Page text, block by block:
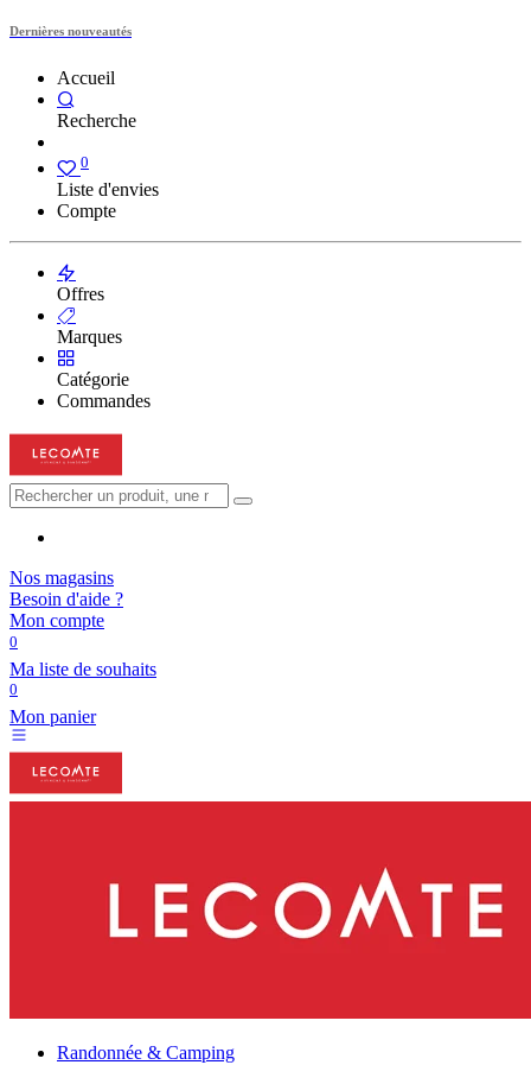
Dernières nouveautés
Accueil
Recherche
0
Liste d'envies
Compte
Offres
Marques
Catégorie
Commandes
Nos magasins
Besoin d'aide ?
Mon compte
0
Ma liste de souhaits
0
Mon panier
Randonnée & Camping